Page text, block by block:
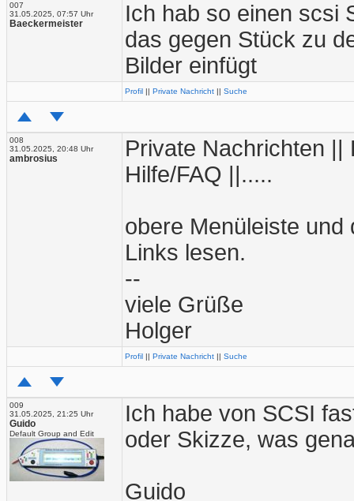
007
31.05.2025, 07:57 Uhr
Baeckermeister
Ich hab so einen scsi
das gegen Stück zu
Bilder einfügt
Profil || Private Nachricht || Suche
008
31.05.2025, 20:48 Uhr
ambrosius
Private Nachrichten
Hilfe/FAQ ||.....
obere Menüleiste
Links lesen.
--
viele Grüße
Holger
Profil || Private Nachricht || Suche
009
31.05.2025, 21:25 Uhr
Guido
Default Group and Edit
Ich habe von SCSI
oder Skizze, was
Guido